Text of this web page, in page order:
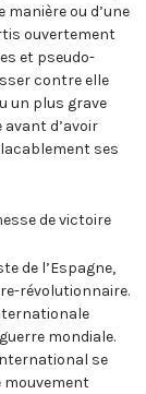
ou d’une
ouvertement
et pseudo-
contre elle
un plus grave
d’avoir
ses
de victoire
de l’Espagne,
révolutionnaire.
mondiale.
se
mouvement